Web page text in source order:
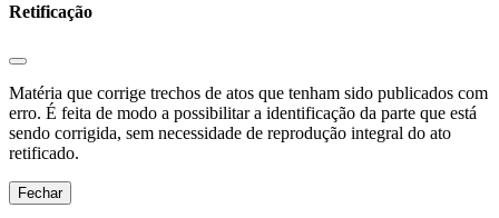
Retificação
Matéria que corrige trechos de atos que tenham sido publicados com
erro. É feita de modo a possibilitar a identificação da parte que está
sendo corrigida, sem necessidade de reprodução integral do ato
retificado.
Fechar